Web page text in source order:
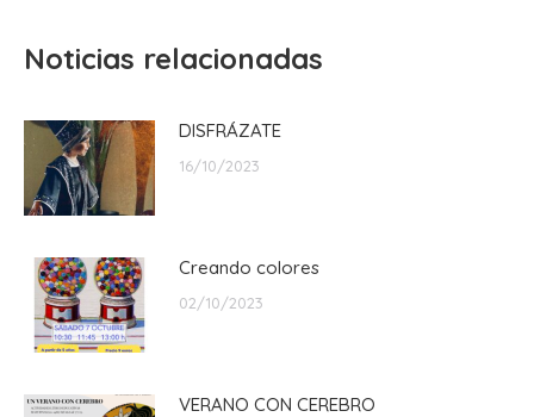
Noticias relacionadas
DISFRÁZATE
16/10/2023
Creando colores
02/10/2023
VERANO CON CEREBRO